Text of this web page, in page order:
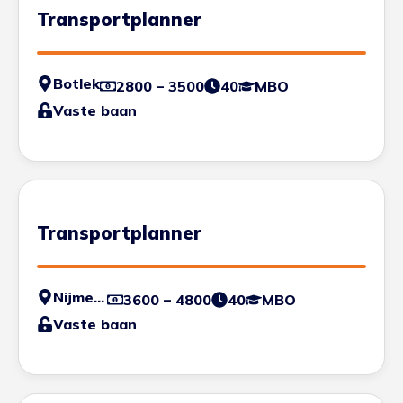
Transportplanner
Botlek 2800 – 3500 40
MBO
Vaste baan
Transportplanner
Nijmegen 3600 – 4800 40
MBO
Vaste baan